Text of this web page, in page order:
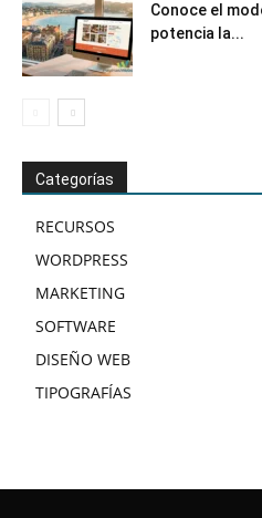
Conoce el
potencia la...
Categorías
RECURSOS
WORDPRESS
MARKETING
SOFTWARE
DISEÑO WEB
TIPOGRAFÍAS